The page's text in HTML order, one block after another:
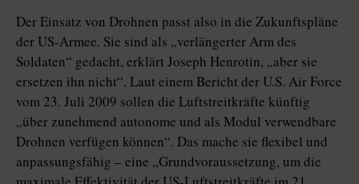
Der Einsatz von Drohnen passt also in die Zukunftspläne
der US-Armee. Sie sind als „verlängerter Arm des
Soldaten“ gedacht, erklärt Joseph Henrotin, „aber sie
ersetzen ihn nicht“. Laut einem Bericht der U.S. Air Force
vom 23. Juli 2009 sollen die Luftstreitkräfte künftig
„über zunehmend autonome und als Modul verwendbare
Drohnen verfügen können“. Das mache sie flexibel und
anpassungsfähig – eine „Grundvoraussetzung, um die